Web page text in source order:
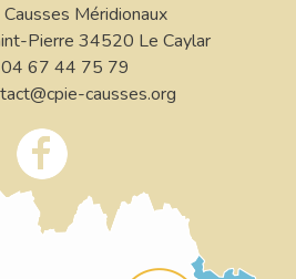
Méridionaux
Pierre 34520 Le Caylar
04 67 44 75 79
causses.org